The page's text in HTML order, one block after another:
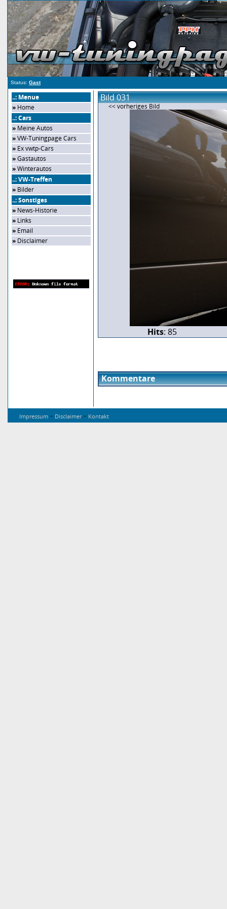
Status: Gast
..: Menue
» Home
..: Cars
» Meine Autos
»VW-Tuningpage Cars
» Ex vwtp-Cars
»Gastautos
»Winterautos
..: VW-Treffen
» Bilder
..: Sonstiges
» News-Historie
» Links
» Email
» Disclaimer
Bild 031
<< vorheriges Bild
Hits: 85
Kommentare
Impressum - Disclaimer- Kontakt